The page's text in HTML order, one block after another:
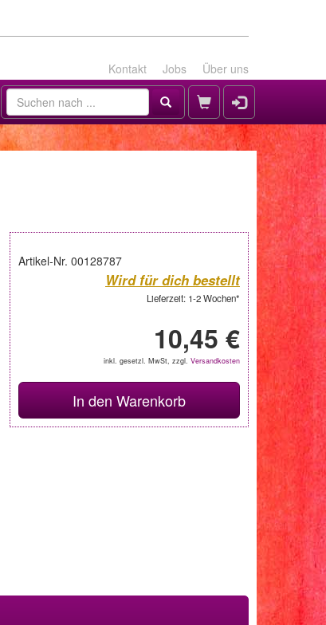
Kontakt Jobs Über uns
Artikel-Nr. 00128787
Wird für dich bestellt
Lieferzeit: 1-2 Wochen*
10,45 €
inkl. gesetzl. MwSt, zzgl. Versandkosten
In den Warenkorb